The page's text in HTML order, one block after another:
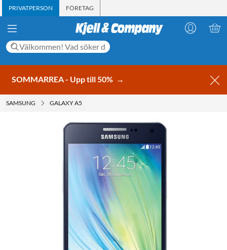
PRIVATPERSON FÖRETAG
SOMMARREA - Upp till 50% →
SAMSUNG GALAXY A5